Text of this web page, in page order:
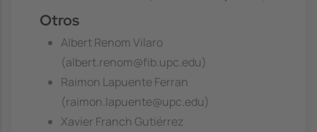
Otros
Albert Renom Vilaro
(albert.renom@fib.upc.edu)
Raimon Lapuente Ferran
(raimon.lapuente@upc.edu)
Xavier Franch Gutiérrez